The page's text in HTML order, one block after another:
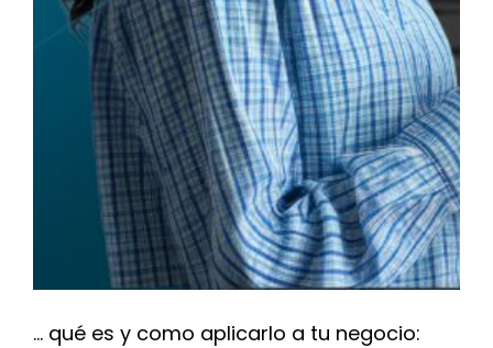
… qué es y como aplicarlo a tu negocio: